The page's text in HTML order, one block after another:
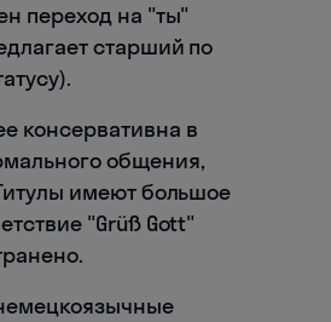
переход на "ты"
старший по
консервативна в
общения,
имеют большое
"Grüß Gott"